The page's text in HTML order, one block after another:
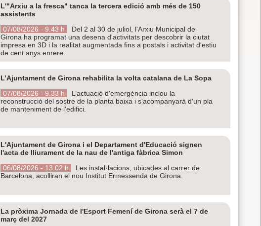
L'"Arxiu a la fresca" tanca la tercera edició amb més de 150
assistents
07/08/2026 - 9.43 h
Del 2 al 30 de juliol, l'Arxiu Municipal de
Girona ha programat una desena d'activitats per descobrir la ciutat
impresa en 3D i la realitat augmentada fins a postals i activitat d'estiu
de cent anys enrere.
L’Ajuntament de Girona rehabilita la volta catalana de La Sopa
07/08/2026 - 9.33 h
L’actuació d'emergència inclou la
reconstrucció del sostre de la planta baixa i s'acompanyarà d'un pla
de manteniment de l'edifici.
L'Ajuntament de Girona i el Departament d'Educació signen
l'acta de lliurament de la nau de l'antiga fàbrica Simon
06/08/2026 - 13.02 h
Les instal·lacions, ubicades al carrer de
Barcelona, acolliran el nou Institut Ermessenda de Girona.
La pròxima Jornada de l'Esport Femení de Girona serà el 7 de
març del 2027